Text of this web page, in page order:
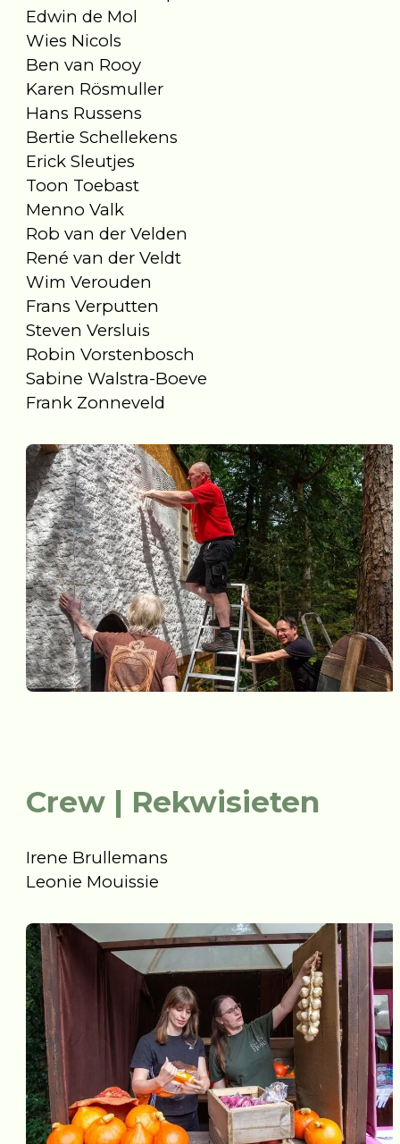
Edwin de Mol
Wies Nicols
Ben van Rooy
Karen Rösmuller
Hans Russens
Bertie Schellekens
Erick Sleutjes
Toon Toebast
Menno Valk
Rob van der Velden
René van der Veldt
Wim Verouden
Frans Verputten
Steven Versluis
Robin Vorstenbosch
Sabine Walstra-Boeve
Frank Zonneveld
Crew | Rekwisieten
Irene Brullemans
Leonie Mouissie